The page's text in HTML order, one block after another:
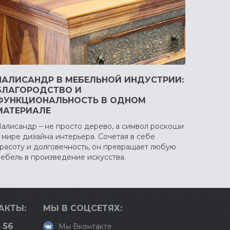
В МЕБЕЛЬНОЙ ИНДУСТРИИ:
И
В ОДНОМ
– не просто дерево, а символ роскоши
мире дизайна интерьера. Сочетая в себе
и долговечность, он превращает любую
в произведение искусства.
56
МЫ В СОЦСЕТЯХ:
Мы Вконтакте